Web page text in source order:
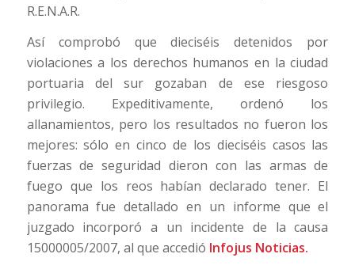
R.E.N.A.R.
Así comprobó que dieciséis detenidos por
violaciones a los derechos humanos en la ciudad
portuaria del sur gozaban de ese riesgoso
privilegio. Expeditivamente, ordenó los
allanamientos, pero los resultados no fueron los
mejores: sólo en cinco de los dieciséis casos las
fuerzas de seguridad dieron con las armas de
fuego que los reos habían declarado tener. El
panorama fue detallado en un informe que el
juzgado incorporó a un incidente de la causa
15000005/2007, al que accedió Infojus Noticias.